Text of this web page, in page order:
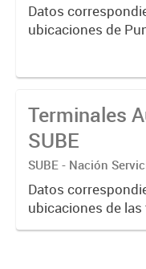
Datos
ubicaciones de
Terminales
SUBE
SUBE - Nación
Datos
ubicaciones de
automáticas de